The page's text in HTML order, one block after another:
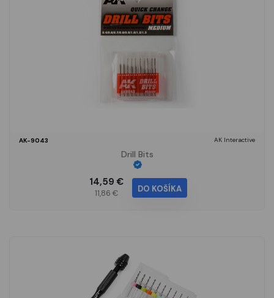
AK-9043 AK Interactive
Drill Bits
14,59 €
11,86 € DO KOŠÍKA